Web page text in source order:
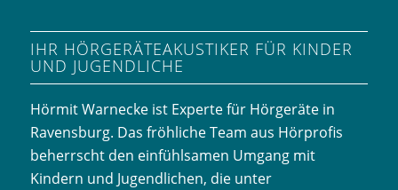
IHR HÖRGERÄTEAKUSTIKER FÜR KINDER
UND JUGENDLICHE
Hörmit Warnecke ist Experte für Hörgeräte in
Ravensburg. Das fröhliche Team aus Hörprofis
beherrscht den einfühlsamen Umgang mit
Kindern und Jugendlichen, die unter